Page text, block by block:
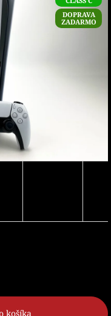
DOPRAVA
ZADARMO
košíka